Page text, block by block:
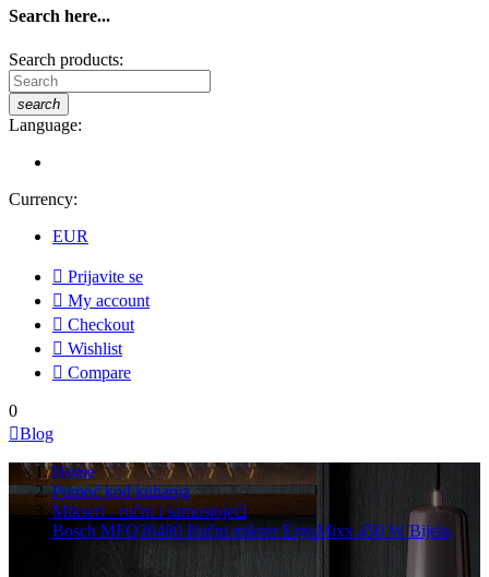
Search here...
Search products:
search
Language:
Currency:
EUR
 Prijavite se
 My account
 Checkout
 Wishlist
 Compare
0
Blog
Home
Pomoć kod kuhanja
Mikseri - ručni i samostojeći
Bosch MFQ36480 Ručni mikser ErgoMixx 450 W Bijela,